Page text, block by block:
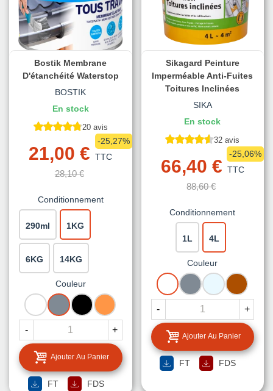
Bostik Membrane
D'étanchéité Waterstop
BOSTIK
En stock
20 avis
21,00 € TTC
28,10 €
-25,27%
Conditionnement
290ml 1KG
6KG 14KG
Couleur
BLANC GRIS NOIR TUILE
- +
Ajouter Au Panier
FT FDS
Sikagard Peinture
Imperméable Anti-Fuites
Toitures Inclinées
SIKA
En stock
32 avis
66,40 € TTC
88,60 €
-25,06%
Conditionnement
1L 4L
Couleur
BLANC GRIS TRANSLUCIDE
TERRE
CUITE
- +
Ajouter Au Panier
FT FDS